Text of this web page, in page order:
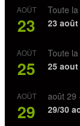
AOÛT
23
Toute
23 août
AOÛT
25
Toute
25 aout
AOÛT
29
août 29
29/30